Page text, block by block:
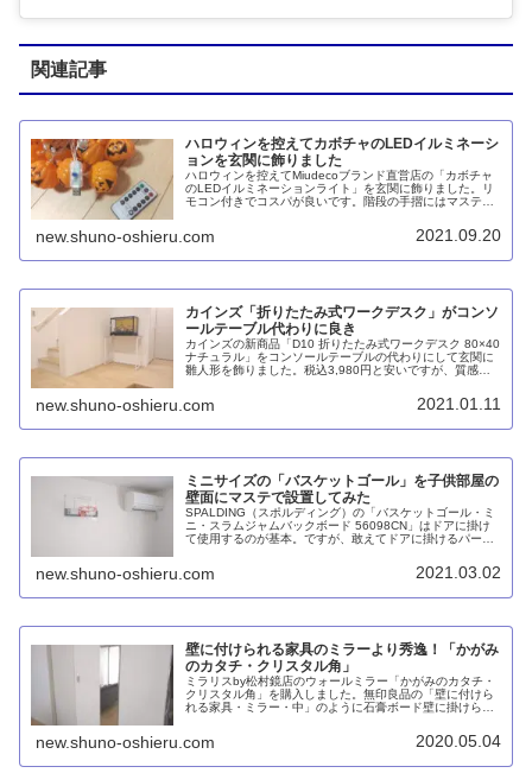
関連記事
ハロウィンを控えてカボチャのLEDイルミネーシ
ョンを玄関に飾りました
ハロウィンを控えてMiudecoブランド直営店の「カボチャ
のLEDイルミネーションライト」を玄関に飾りました。リ
モコン付きでコスパが良いです。階段の手摺にはマステ＋
new.shuno-oshieru.com 2021.09.20
カインズ「折りたたみ式ワークデスク」がコンソ
ールテーブル代わりに良き
カインズの新商品「D10 折りたたみ式ワークデスク 80×40
ナチュラル」をコンソールテーブルの代わりにして玄関に
雛人形を飾りました。税込3,980円と安いですが、質感は
省スペースで収納できるのもメリットです。
new.shuno-oshieru.com 2021.01.11
ミニサイズの「バスケットゴール」を子供部屋の
壁面にマステで設置してみた
SPALDING（スポルディング）の「バスケットゴール・ミ
ニ・スラムジャムバックボード 56098CN」はドアに掛け
て使用するのが基本。ですが、敢えてドアに掛けるパーツ
て壁に貼り付けました。今回はその方法をご紹介します。
new.shuno-oshieru.com 2021.03.02
壁に付けられる家具のミラーより秀逸！「かがみ
のカタチ・クリスタル角」
ミラリスby松村鏡店のウォールミラー「かがみのカタチ・
クリスタル角」を購入しました。無印良品の「壁に付けら
れる家具・ミラー・中」のように石膏ボード壁に掛けられ
り付けできます。また、国産で品質が良いと思います。
new.shuno-oshieru.com 2020.05.04